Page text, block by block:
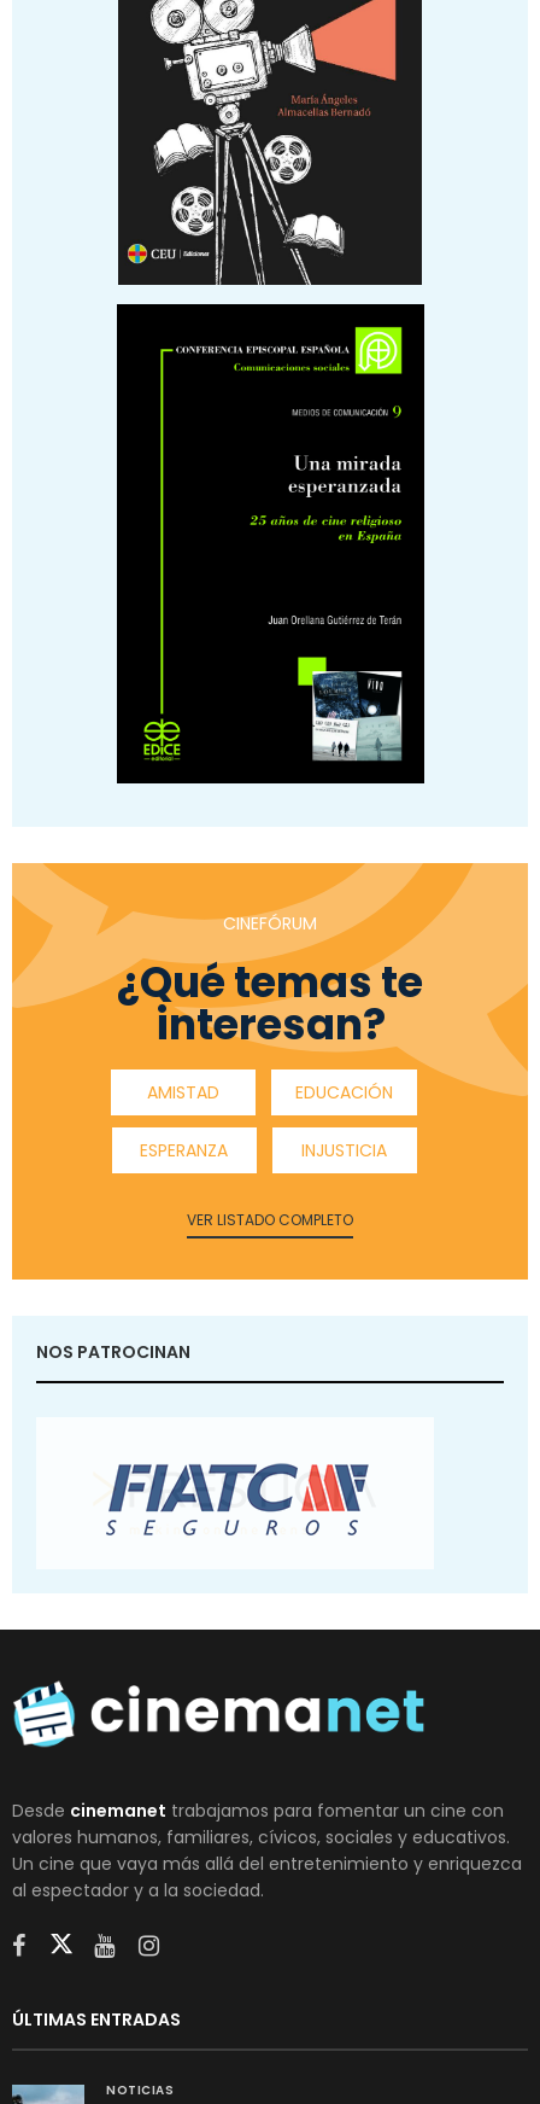
CINEFÓRUM
¿Qué temas te
interesan?
AMISTAD EDUCACIÓN
ESPERANZA INJUSTICIA
VER LISTADO COMPLETO
NOS PATROCINAN
Desde cinemanet trabajamos para fomentar un cine con
valores humanos, familiares, cívicos, sociales y educativos.
Un cine que vaya más allá del entretenimiento y enriquezca
al espectador y a la sociedad.
ÚLTIMAS ENTRADAS
NOTICIAS